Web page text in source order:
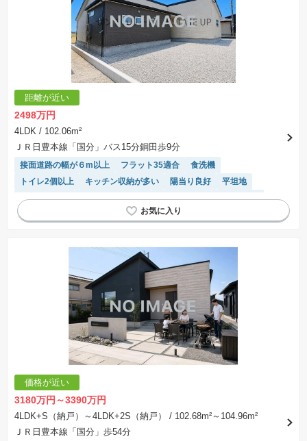
距離が近い
2498万円
4LDK / 102.06m²
ＪＲ日豊本線「国分」バス15分銅田歩9分
接面道路の幅が６m以上 フラット35適合
食洗機
トイレ2個以上
キッチン収納が多い 陽当り良好
平坦地
長期優良住宅
システムキッチン 温水洗浄便座
浴室乾燥機
対面キッチン
モニター付きインターホン
価格が近い
3180万円～3390万円
4LDK+S（納戸）～4LDK+2S（納戸）
/ 102.68m²～104.96m²
ＪＲ日豊本線「国分」歩54分